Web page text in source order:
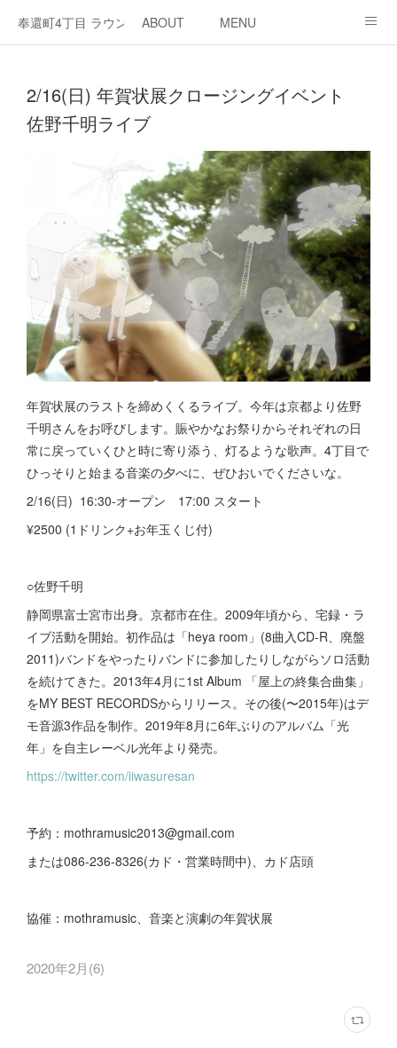
奉還町4丁目 ラウンジ・カド
ABOUT MENU
2/16(日) 年賀状展クロージングイベント
佐野千明ライブ
年賀状展のラストを締めくくるライブ。今年は京都より佐野
千明さんをお呼びします。賑やかなお祭りからそれぞれの日
常に戻っていくひと時に寄り添う、灯るような歌声。4丁目で
ひっそりと始まる音楽の夕べに、ぜひおいでくださいな。
2/16(日) 16:30-オープン 17:00 スタート
¥2500 (1ドリンク+お年玉くじ付)
○佐野千明
静岡県富士宮市出身。京都市在住。2009年頃から、宅録・ラ
イブ活動を開始。初作品は「heya room」(8曲入CD-R、廃盤
2011)バンドをやったりバンドに参加したりしながらソロ活動
を続けてきた。2013年4月に1st Album 「屋上の終集合曲集」
をMY BEST RECORDSからリリース。その後(〜2015年)はデ
モ音源3作品を制作。2019年8月に6年ぶりのアルバム「光
年」を自主レーベル光年より発売。
https://twitter.com/iiwasuresan
予約：mothramusic2013@gmail.com
または086-236-8326(カド・営業時間中)、カド店頭
協催：mothramusic、音楽と演劇の年賀状展
2020年2月(6)